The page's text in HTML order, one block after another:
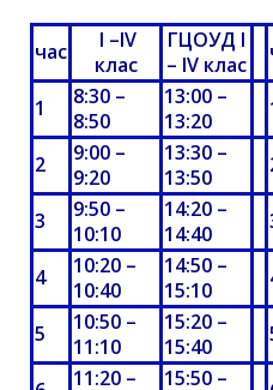
час
I –IV
клас
ГЦОУД I
– IV клас
1
8:30 –
8:50
13:00 –
13:20
2
9:00 –
9:20
13:30 –
13:50
3
9:50 –
10:10
14:20 –
14:40
4
10:20 –
10:40
14:50 –
15:10
5
10:50 –
11:10
15:20 –
15:40
11:20 –
15:50 –